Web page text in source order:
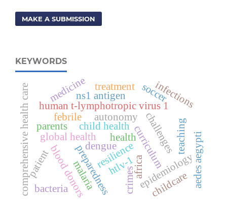
MAKE A SUBMISSION
KEYWORDS
africa
dengue
preparedness
challenges
resilience
global health
human t-lymphotropic virus 1
epidemiology
blood donors htlv-1
comprehensive health care curriculum teaching
child health
childcare
medicine infections
bacteria malaria
febrile
ns1 antigen
aedes aegypti
autonomy
patient
treatment
health
crimes
parents
soccer